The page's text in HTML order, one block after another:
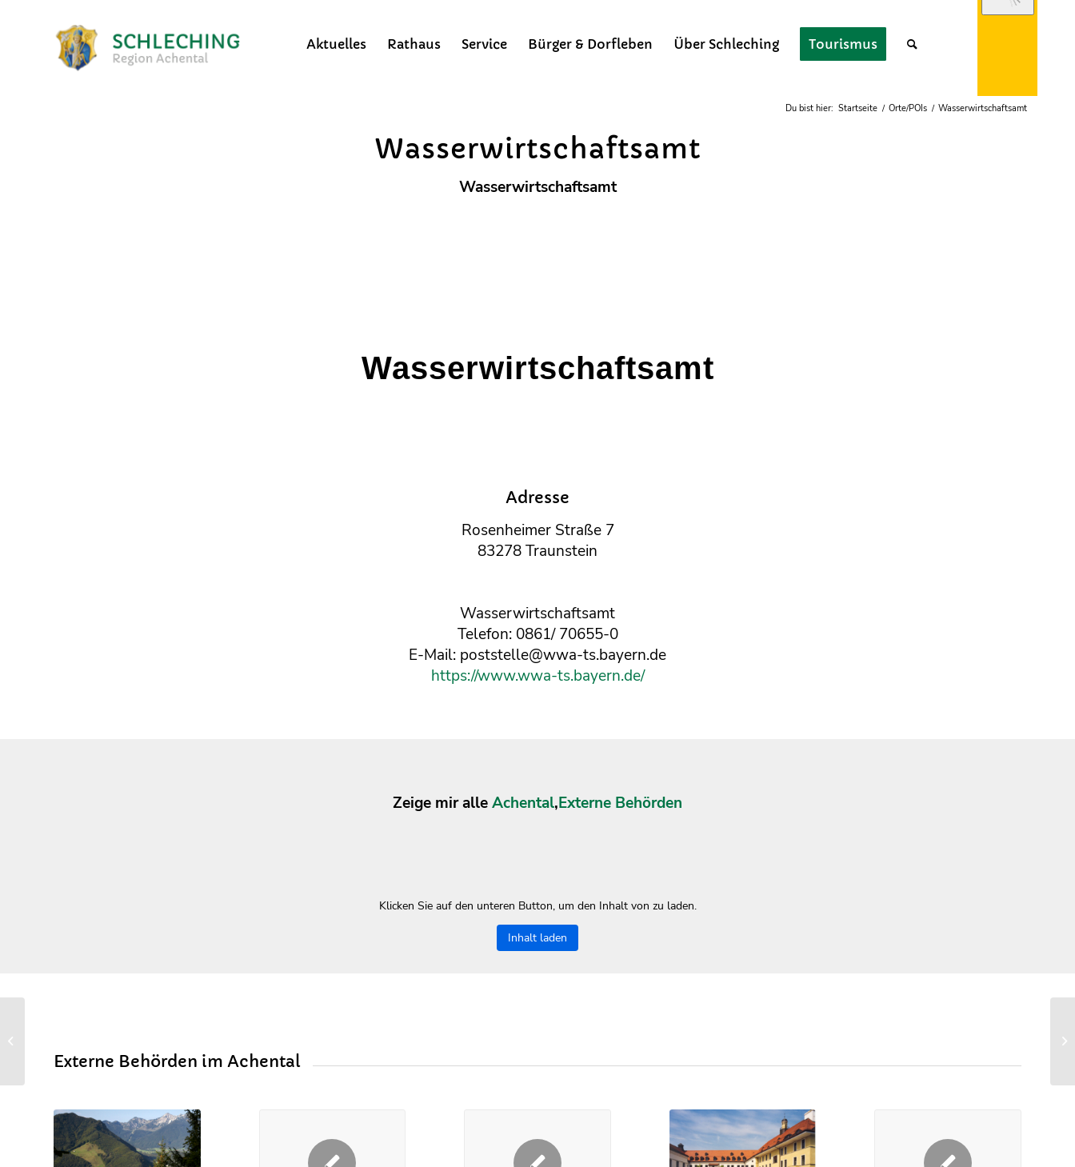
Aktuelles Rathaus Service Bürger & Dorfleben Über Schleching Tourismus
Du bist hier: Startseite / Orte/POIs / Wasserwirtschaftsamt
Wasserwirtschaftsamt
Wasserwirtschaftsamt
Wasserwirtschaftsamt
Adresse
Rosenheimer Straße 7
83278 Traunstein
Wasserwirtschaftsamt
Telefon: 0861/ 70655-0
E-Mail: poststelle@wwa-ts.bayern.de
https://www.wwa-ts.bayern.de/
Zeige mir alleAchental,Externe Behörden
Klicken Sie auf den unteren Button, um den Inhalt von zu laden.
Inhalt laden
Externe Behörden im Achental